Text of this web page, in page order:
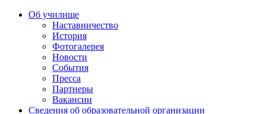
Об училище
Наставничество
История
Фотогалерея
Новости
События
Пресса
Партнеры
Вакансии
Сведения об образовательной организации